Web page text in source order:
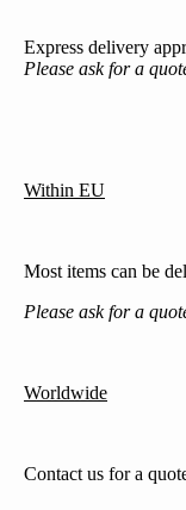
Express delivery
Please ask for a
Within EU
Most items can be
Please ask for a
Worldwide
Contact us for a